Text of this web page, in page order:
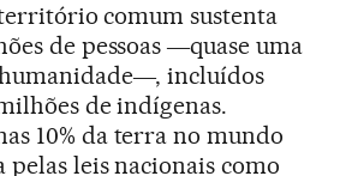
comum sustenta
de pessoas ―quase uma
incluídos
de indígenas.
10% da terra no mundo
pelas leis nacionais como